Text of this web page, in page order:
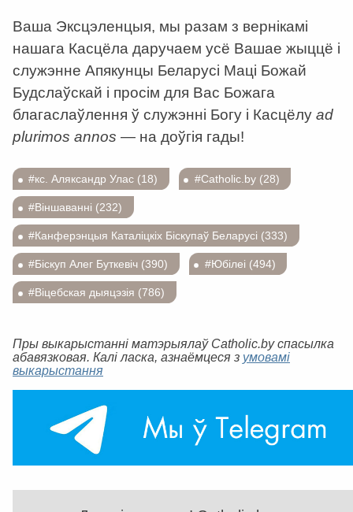
Ваша Эксцэленцыя, мы разам з вернікамі
нашага Касцёла даручаем усё Вашае жыццё і
служэнне Апякунцы Беларусі Маці Божай
Будслаўскай і просім для Вас Божага
благаслаўлення ў служэнні Богу і Касцёлу ad
plurimos annos — на доўгія гады!
#кс. Аляксандр Улас (18) #Catholic.by (28)
#Віншаванні (232)
#Канферэнцыя Каталіцкіх Біскупаў Беларусі (333)
#Біскуп Алег Буткевіч (390) #Юбілеі (494)
#Віцебская дыяцэзія (786)
Пры выкарыстанні матэрыялаў Catholic.by спасылка
абавязковая. Калі ласка, азнаёмцеся з умовамі
выкарыстання